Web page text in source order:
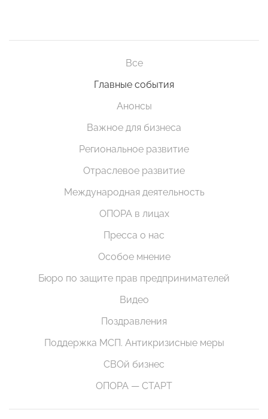
Все
Главные события
Анонсы
Важное для бизнеса
Региональное развитие
Отраслевое развитие
Международная деятельность
ОПОРА в лицах
Пресса о нас
Особое мнение
Бюро по защите прав предпринимателей
Видео
Поздравления
Поддержка МСП. Антикризисные меры
СВОй бизнес
ОПОРА — СТАРТ